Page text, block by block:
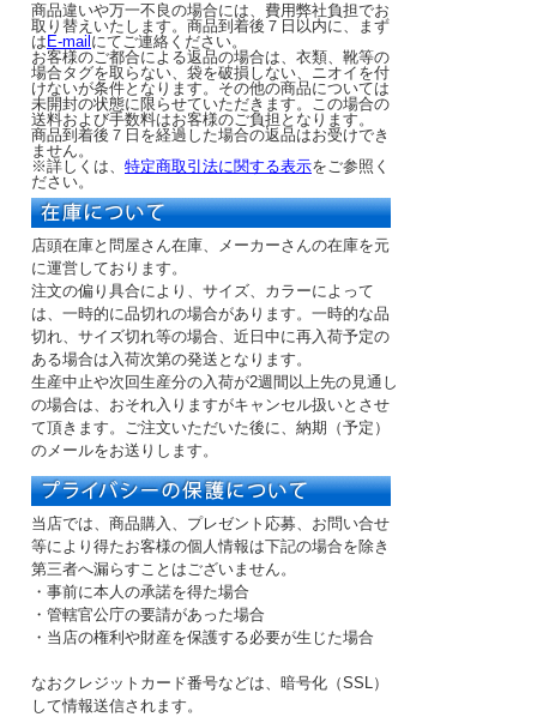
商品違いや万一不良の場合には、費用弊社負担でお
取り替えいたします。商品到着後７日以内に、まず
は E-mail にてご連絡ください。
お客様のご都合による返品の場合は、衣類、靴等の
場合タグを取らない、袋を破損しない、ニオイを付
けないが条件となります。その他の商品については
未開封の状態に限らせていただきます。この場合の
送料および手数料はお客様のご負担となります。
商品到着後７日を経過した場合の返品はお受けでき
ません。
※詳しくは、 特定商取引法に関する表示をご参照く
ださい。
店頭在庫と問屋さん在庫、メーカーさんの在庫を元
に運営しております。
注文の偏り具合により、サイズ、カラーによって
は、一時的に品切れの場合があります。一時的な品
切れ、サイズ切れ等の場合、近日中に再入荷予定の
ある場合は入荷次第の発送となります。
生産中止や次回生産分の入荷が2週間以上先の見通し
の場合は、おそれ入りますがキャンセル扱いとさせ
て頂きます。ご注文いただいた後に、納期（予定）
のメールをお送りします。
当店では、商品購入、プレゼント応募、お問い合せ
等により得たお客様の個人情報は下記の場合を除き
第三者へ漏らすことはございません。
・事前に本人の承諾を得た場合
・管轄官公庁の要請があった場合
・当店の権利や財産を保護する必要が生じた場合
なおクレジットカード番号などは、暗号化（SSL）
して情報送信されます。